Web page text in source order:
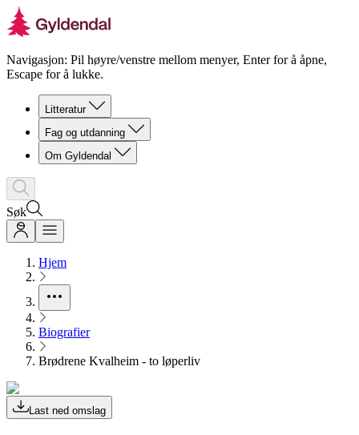
Navigasjon: Pil høyre/venstre mellom menyer, Enter for å åpne,
Escape for å lukke.
Litteratur
Fag og utdanning
Om Gyldendal
Søk
Hjem
Biografier
Brødrene Kvalheim - to løperliv
Last ned omslag